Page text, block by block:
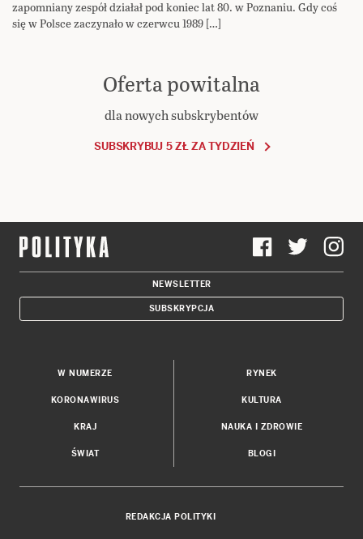
zapomniany zespół działał pod koniec lat 80. w Poznaniu. Gdy coś
się w Polsce zaczynało w czerwcu 1989 […]
Oferta powitalna
dla nowych subskrybentów
SUBSKRYBUJ 5 ZŁ ZA TYDZIEŃ
NEWSLETTER
SUBSKRYPCJA
W NUMERZE
KORONAWIRUS
KRAJ
ŚWIAT
RYNEK
KULTURA
NAUKA I ZDROWIE
BLOGI
REDAKCJA POLITYKI